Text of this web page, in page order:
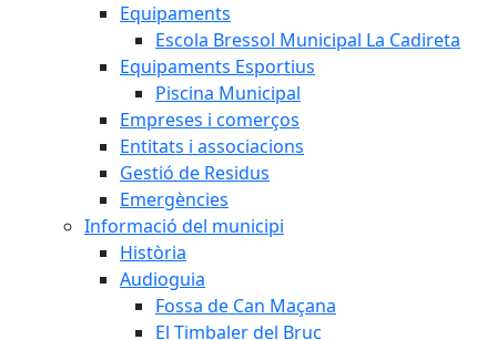
Equipaments
Escola Bressol Municipal La Cadireta
Equipaments Esportius
Piscina Municipal
Empreses i comerços
Entitats i associacions
Gestió de Residus
Emergències
Informació del municipi
Història
Audioguia
Fossa de Can Maçana
El Timbaler del Bruc